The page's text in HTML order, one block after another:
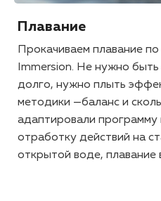
Плавание
Прокачиваем плавание
Immersion. Не нужно
долго, нужно плыть
методики —баланс и
адаптировали
отработку действий на
открытой воде, плавание